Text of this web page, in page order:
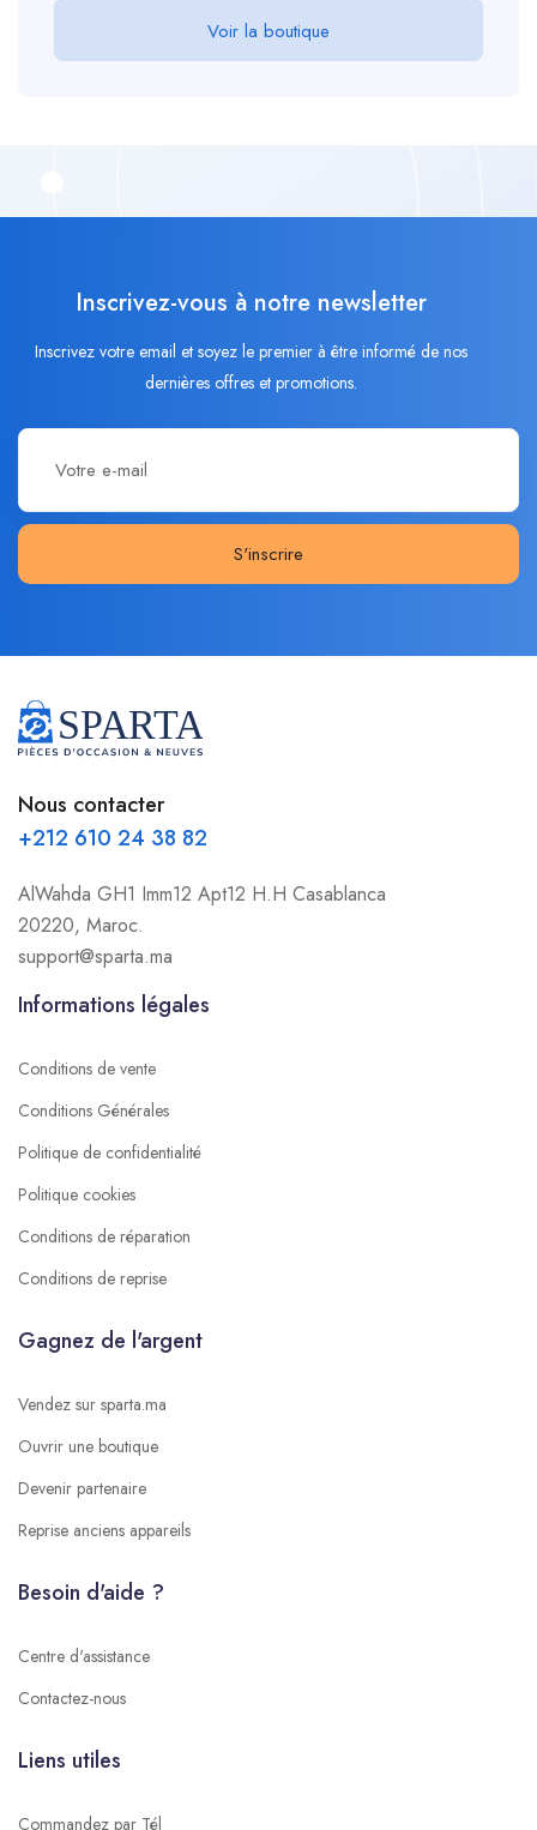
Voir la boutique
Inscrivez-vous à notre newsletter
Inscrivez votre email et soyez le premier à être informé de nos
dernières offres et promotions.
S'inscrire
Nous contacter
+212 610 24 38 82
AlWahda GH1 Imm12 Apt12 H.H Casablanca
20220, Maroc.
support@sparta.ma
Informations légales
Conditions de vente
Conditions Générales
Politique de confidentialité
Politique cookies
Conditions de réparation
Conditions de reprise
Gagnez de l'argent
Vendez sur sparta.ma
Ouvrir une boutique
Devenir partenaire
Reprise anciens appareils
Besoin d'aide ?
Centre d'assistance
Contactez-nous
Liens utiles
Commandez par Tél